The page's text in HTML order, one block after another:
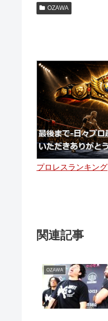
OZAWA
プロレスランキング
関連記事
OZAWA